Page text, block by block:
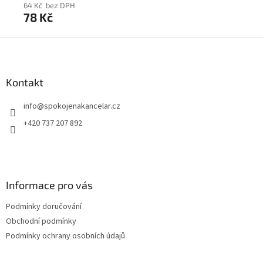
64 Kč bez DPH
78 Kč
Kontakt
info@spokojenakancelar.cz
+420 737 207 892
Informace pro vás
Podmínky doručování
Obchodní podmínky
Podmínky ochrany osobních údajů